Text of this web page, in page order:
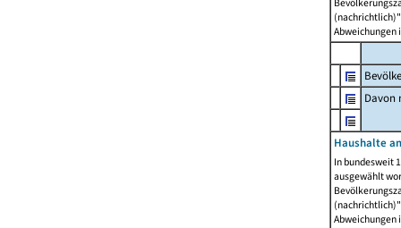
Abweichungen
Davon
Haushalte
In bundesweit
ausgewählt
Abweichungen